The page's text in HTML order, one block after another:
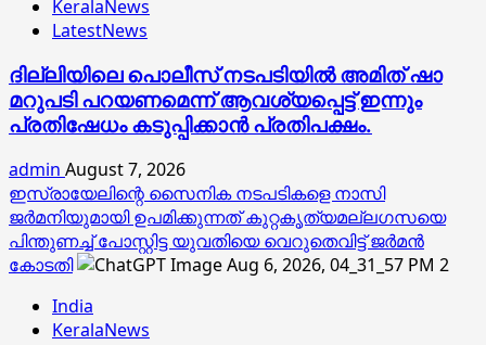
KeralaNews
LatestNews
ദില്ലിയിലെ പൊലീസ് നടപടിയിൽ അമിത് ഷാ
മറുപടി പറയണമെന്ന് ആവശ്യപ്പെട്ട് ഇന്നും
പ്രതിഷേധം കടുപ്പിക്കാൻ പ്രതിപക്ഷം.
admin August 7, 2026
ഇസ്രായേലിന്റെ സൈനിക നടപടികളെ നാസി
ജര്‍മനിയുമായി ഉപമിക്കുന്നത് കുറ്റകൃത്യമല്ലഗസയെ
പിന്തുണച്ച് പോസ്റ്റിട്ട യുവതിയെ വെറുതെവിട്ട് ജര്‍മന്‍
കോടതി
2
India
KeralaNews